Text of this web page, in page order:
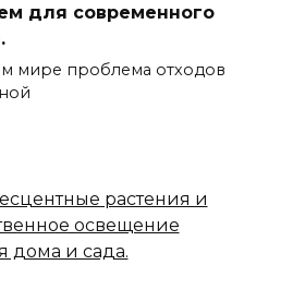
для современного
мире проблема отходов